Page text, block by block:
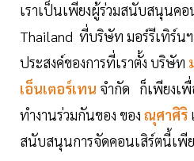
เราเป็นเพียงผู้ร่วมสนับสนุนค
Thailand ที่บริษัท มอร์รีเทิร์น
ประสงค์ของการที่เราตั้ง บริษัท
เอ็นเตอร์เทน จำกัด ก็เพียงเ
ทำงานร่วมกันของ ของ ณุศาศิริ
สนับสนุนการจัดคอนเสิร์ตนี้เพีย